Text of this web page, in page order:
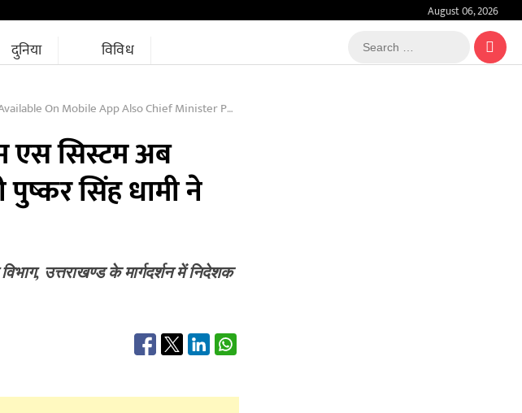
August 06, 2026
दुनिया विविध
Search
…
Also Chief Minister Pushkar Singh Dhami Inaugurated It
एस सिस्टम अब
सिंह धामी ने
उत्तराखण्ड के मार्गदर्शन में निदेशक